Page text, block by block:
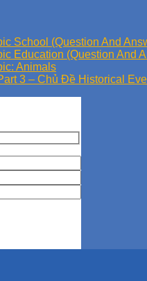
School (Question And
Education (Question And
Animals
3 – Chủ Đề Historical